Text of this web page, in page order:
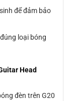
để đảm bảo
loại bóng
Head
đèn trên G20